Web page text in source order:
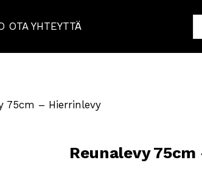
OTA YHTEYTTÄ
75cm – Hierrinlevy
Reunalevy